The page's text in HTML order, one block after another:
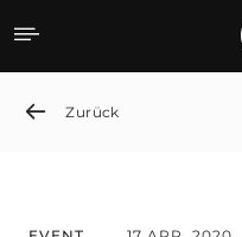
Padua
Zurück